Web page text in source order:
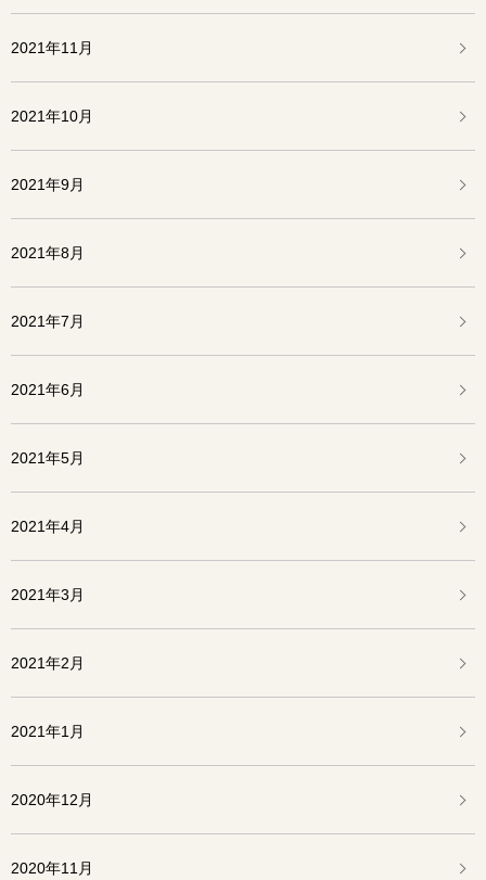
2021年11月
2021年10月
2021年9月
2021年8月
2021年7月
2021年6月
2021年5月
2021年4月
2021年3月
2021年2月
2021年1月
2020年12月
2020年11月